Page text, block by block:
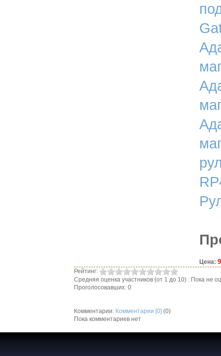
Цена:
Рейтинг:
Средняя оценка участников (от 1 до 10) : Пока не
Проголосовавших: 0
Комментарии: Комментарии [0] (0)
Пока комментариев нет